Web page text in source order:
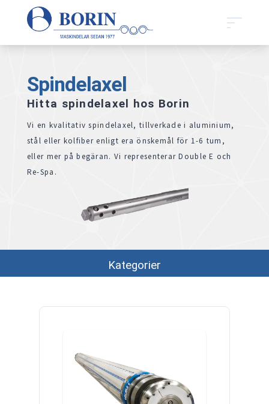
Spindelaxel
Hitta spindelaxel hos Borin
Vi en kvalitativ spindelaxel, tillverkade i aluminium,
stål eller kolfiber enligt era önskemål för 1-6 tum,
eller mer på begäran. Vi representerar Double E och
Re-Spa.
Kategorier